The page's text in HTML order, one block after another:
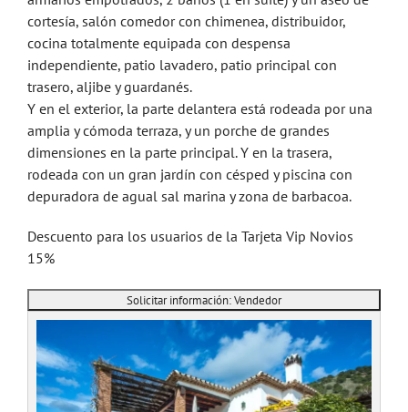
cortesía, salón comedor con chimenea, distribuidor,
cocina totalmente equipada con despensa
independiente, patio lavadero, patio principal con
trasero, aljibe y guardanés.
Y en el exterior, la parte delantera está rodeada por una
amplia y cómoda terraza, y un porche de grandes
dimensiones en la parte principal. Y en la trasera,
rodeada con un gran jardín con césped y piscina con
depuradora de agual sal marina y zona de barbacoa.
Descuento para los usuarios de la Tarjeta Vip Novios
15%